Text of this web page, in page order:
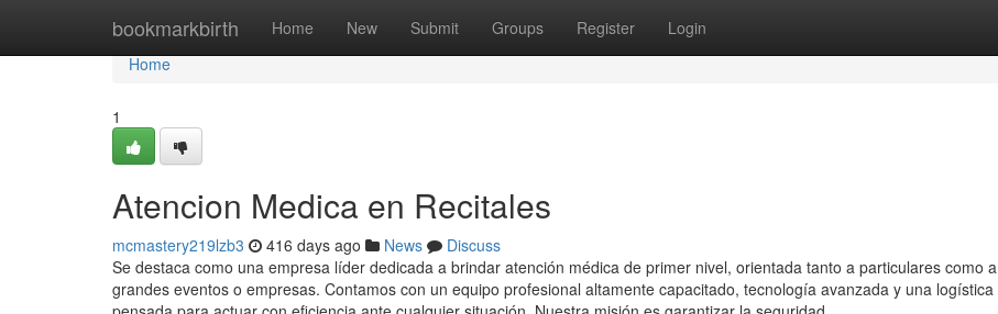
bookmarkbirth Home New Submit Groups Register Login
Home
Home
1
Atencion Medica en Recitales
mcmastery219lzb3 416 days ago News
Discuss
Se destaca como una empresa líder dedicada a brindar atención médica de primer nivel, orientada tanto a particulares como a
grandes eventos o empresas. Contamos con un equipo profesional altamente capacitado, tecnología avanzada y una logística